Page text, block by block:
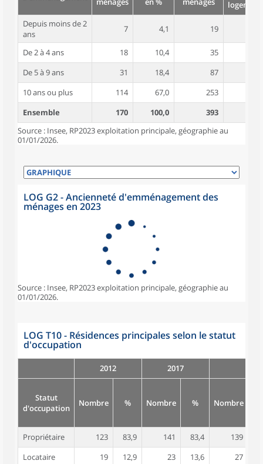
logement
Depuis moins de 2
ans
7 4,1 19
De 2 à 4 ans 18 10,4 35
De 5 à 9 ans
31 18,4 87
10 ans ou plus
114 67,0 253
Ensemble
170 100,0 393
Source : Insee, RP2023 exploitation principale, géographie au
01/01/2026.
LOG G2 - Ancienneté d'emménagement des
ménages en 2023
Source : Insee, RP2023 exploitation principale, géographie au
01/01/2026.
LOG T10 - Résidences principales selon le statut
d'occupation
2012 2017
Statut
d'occupation
Nombre % Nombre % Nombre
Propriétaire 123 83,9 141 83,4 139
Locataire
19 12,9 23 13,6 27